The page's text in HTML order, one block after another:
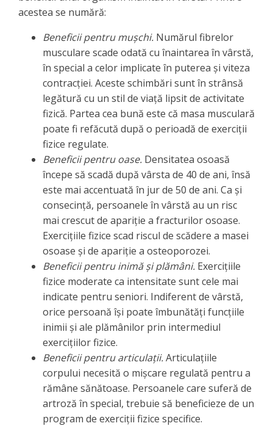
acestea se numără:
Beneficii pentru mușchi. Numărul fibrelor
musculare scade odată cu înaintarea în vârstă,
în special a celor implicate în puterea și viteza
contracției. Aceste schimbări sunt în strânsă
legătură cu un stil de viață lipsit de activitate
fizică. Partea cea bună este că masa musculară
poate fi refăcută după o perioadă de exerciții
fizice regulate.
Beneficii pentruoase. Densitatea osoasă
începe să scadă după vârsta de 40 de ani, însă
este mai accentuată în jur de 50 de ani. Ca și
consecință, persoanele în vârstă au un risc
mai crescut de apariție a fracturilor osoase.
Exercițiile fizice scad riscul de scădere a masei
osoase și de apariție a osteoporozei.
Beneficii pentru inimă și plămâni. Exercițiile
fizice moderate ca intensitate sunt cele mai
indicate pentru seniori. Indiferent de vârstă,
orice persoană își poate îmbunătăți funcțiile
inimii și ale plămânilor prin intermediul
exercițiilor fizice.
Beneficii pentru articulații.Articulațiile
corpului necesită o mișcare regulată pentru a
rămâne sănătoase. Persoanele care suferă de
artroză în special, trebuie să beneficieze de un
program de exerciții fizice specifice.